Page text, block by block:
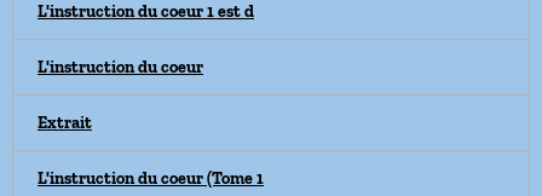
L'instruction du coeur 1 est d
L'instruction du coeur
Extrait
L'instruction du coeur (Tome 1